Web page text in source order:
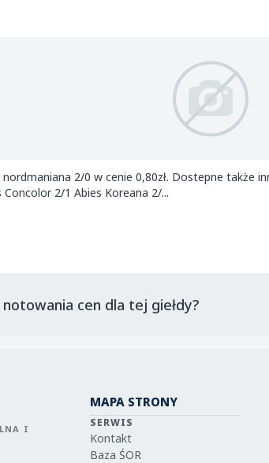
2/0 w cenie 0,80zł. Dostepne także
2/1 Abies Koreana 2/...
cen dla tej giełdy?
I
MAPA STRONY
SERWIS
Kontakt
Baza ŚOR